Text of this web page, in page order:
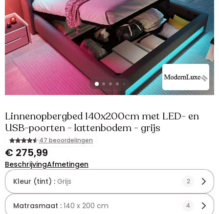
Linnenopbergbed 140x200cm met LED- en
USB-poorten - lattenbodem - grijs
47 beoordelingen
€ 275,99
BeschrijvingAfmetingen
Kleur (tint) : Grijs 2
Matrasmaat : 140 x 200 cm 4